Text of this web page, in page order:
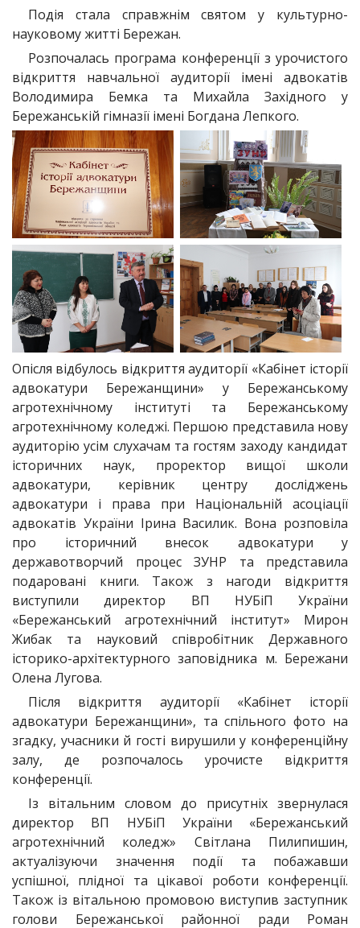
Подія стала справжнім святом у культурно-
науковому житті Бережан.
Розпочалась програма конференції з урочистого
відкриття навчальної аудиторії імені адвокатів
Володимира Бемка та Михайла Західного у
Бережанській гімназії імені Богдана Лепкого.
Опісля відбулось відкриття аудиторії «Кабінет історії
адвокатури Бережанщини» у Бережанському
агротехнічному інституті та Бережанському
агротехнічному коледжі. Першою представила нову
аудиторію усім слухачам та гостям заходу кандидат
історичних наук, проректор вищої школи
адвокатури, керівник центру досліджень
адвокатури і права при Національній асоціації
адвокатів України Ірина Василик. Вона розповіла
про історичний внесок адвокатури у
державотворчий процес ЗУНР та представила
подаровані книги. Також з нагоди відкриття
виступили директор ВП НУБіП України
«Бережанський агротехнічний інститут» Мирон
Жибак та науковий співробітник Державного
історико-архітектурного заповідника м. Бережани
Олена Лугова.
Після відкриття аудиторії «Кабінет історії
адвокатури Бережанщини», та спільного фото на
згадку, учасники й гості вирушили у конференційну
залу, де розпочалось урочисте відкриття
конференції.
Із вітальним словом до присутніх звернулася
директор ВП НУБіП України «Бережанський
агротехнічний коледж» Світлана Пилипишин,
актуалізуючи значення події та побажавши
успішної, плідної та цікавої роботи конференції.
Також із вітальною промовою виступив заступник
голови Бережанської районної ради Роман